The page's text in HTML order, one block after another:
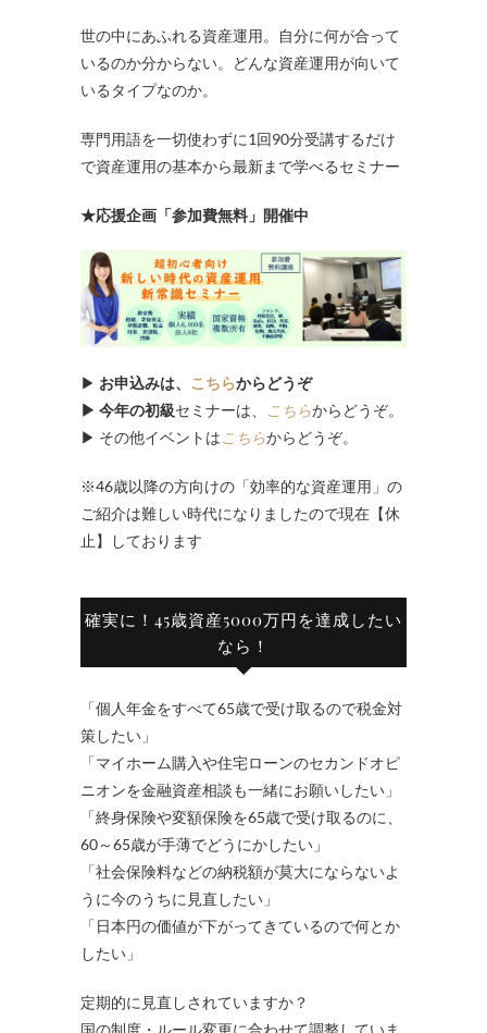
世の中にあふれる資産運用。自分に何が合って
いるのか分からない。どんな資産運用が向いて
いるタイプなのか。
専門用語を一切使わずに1回90分受講するだけ
で資産運用の基本から最新まで学べるセミナー
★応援企画「参加費無料」開催中
▶ お申込みは、 こちらからどうぞ
▶ 今年の初級セミナーは、 こちらからどうぞ。
▶ その他イベントはこちらからどうぞ。
※46歳以降の方向けの「効率的な資産運用」の
ご紹介は難しい時代になりましたので現在【休
止】しております
確実に！45歳資産5000万円を達成したい
なら！
「個人年金をすべて65歳で受け取るので税金対
策したい」
「マイホーム購入や住宅ローンのセカンドオピ
ニオンを金融資産相談も一緒にお願いしたい」
「終身保険や変額保険を65歳で受け取るのに、
60～65歳が手薄でどうにかしたい」
「社会保険料などの納税額が莫大にならないよ
うに今のうちに見直したい」
「日本円の価値が下がってきているので何とか
したい」
定期的に見直しされていますか？
国の制度・ルール変更に合わせて調整していま